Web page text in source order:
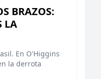
BRAZOS:
LA
En O'Higgins
la derrota